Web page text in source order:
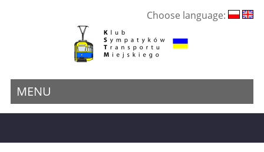
Choose language:
MENU